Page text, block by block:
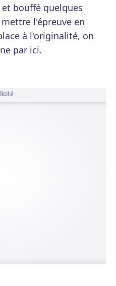
bouffé quelques
l'épreuve en
à l'originalité, on
par ici.